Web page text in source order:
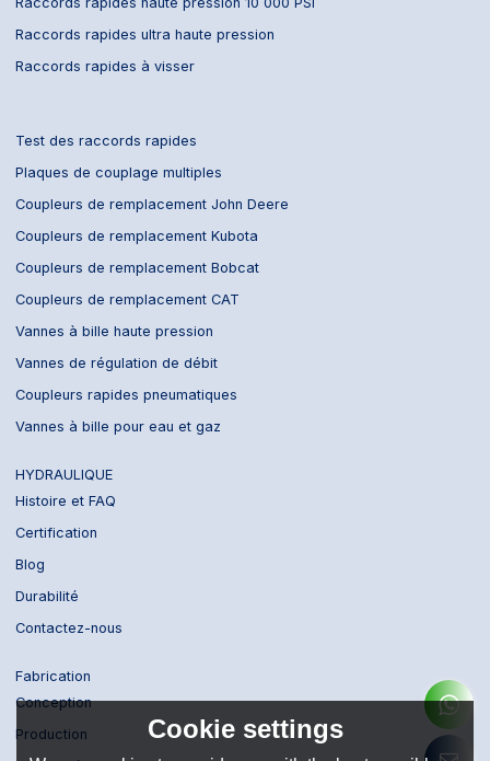
Raccords rapides ultra haute pression
Raccords rapides à visser
Test des raccords rapides
Plaques de couplage multiples
Coupleurs de remplacement John Deere
Coupleurs de remplacement Kubota
Coupleurs de remplacement Bobcat
Coupleurs de remplacement CAT
Vannes à bille haute pression
Vannes de régulation de débit
Coupleurs rapides pneumatiques
Vannes à bille pour eau et gaz
HYDRAULIQUE
Histoire et FAQ
Certification
Blog
Durabilité
Contactez-nous
Fabrication
Conception
Production
Cookie settings